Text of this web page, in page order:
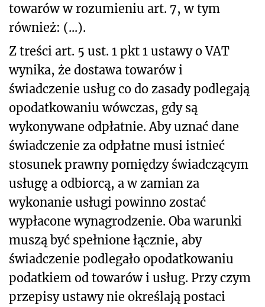
towarów w rozumieniu art. 7, w tym
również: (...).
Z treści art. 5 ust. 1 pkt 1 ustawy o VAT
wynika, że dostawa towarów i
świadczenie usług co do zasady podlegają
opodatkowaniu wówczas, gdy są
wykonywane odpłatnie. Aby uznać dane
świadczenie za odpłatne musi istnieć
stosunek prawny pomiędzy świadczącym
usługę a odbiorcą, a w zamian za
wykonanie usługi powinno zostać
wypłacone wynagrodzenie. Oba warunki
muszą być spełnione łącznie, aby
świadczenie podlegało opodatkowaniu
podatkiem od towarów i usług. Przy czym
przepisy ustawy nie określają postaci